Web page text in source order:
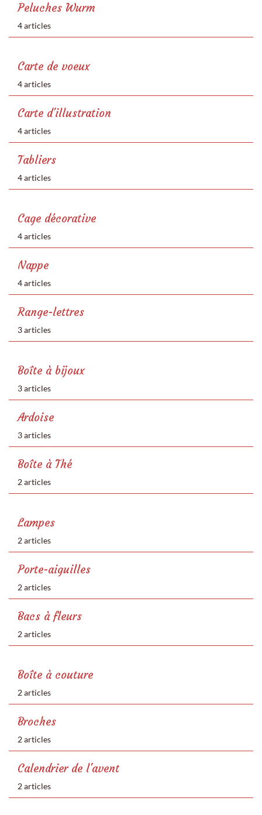
Peluches Wurm
4 articles
Carte de voeux
4 articles
Carte d'illustration
4 articles
Tabliers
4 articles
Cage décorative
4 articles
Nappe
4 articles
Range-lettres
3 articles
Boîte à bijoux
3 articles
Ardoise
3 articles
Boîte à Thé
2 articles
Lampes
2 articles
Porte-aiguilles
2 articles
Bacs à fleurs
2 articles
Boîte à couture
2 articles
Broches
2 articles
Calendrier de l'avent
2 articles